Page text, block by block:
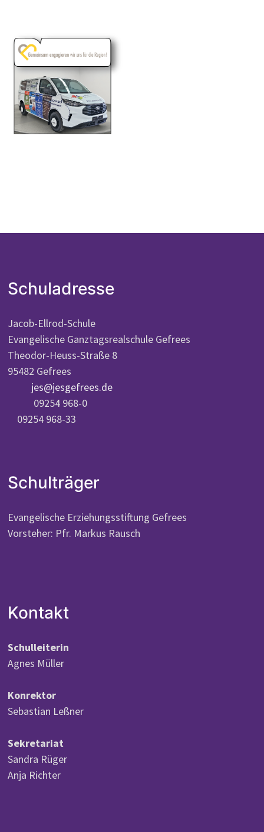
Schuladresse
Jacob-Ellrod-Schule
Evangelische Ganztagsrealschule Gefrees
Theodor-Heuss-Straße 8
95482 Gefrees
jes@jesgefrees.de
09254 968-0
09254 968-33
Schulträger
Evangelische Erziehungsstiftung Gefrees
Vorsteher: Pfr. Markus Rausch
Kontakt
Schulleiterin
Agnes Müller
Konrektor
Sebastian Leßner
Sekretariat
Sandra Rüger
Anja Richter